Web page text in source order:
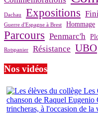
Dachau Expositions
Guerre d'Espagne à Brest Hommage
Parcours Penmarc'h
Rotspanier Résistance UBO
Nos vidéos